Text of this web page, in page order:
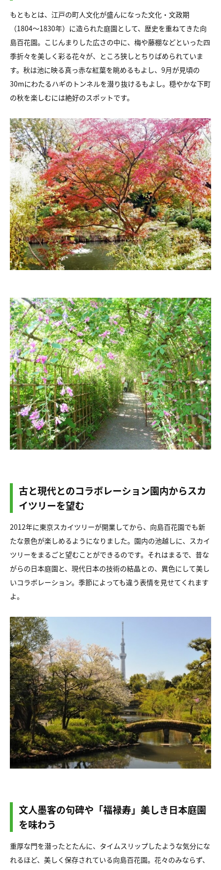
もともとは、江戸の町人文化が盛んになった文化・文政期
（1804～1830年）に造られた庭園として、歴史を重ねてきた向
島百花園。こじんまりした広さの中に、梅や藤棚などといった四
季折々を美しく彩る花々が、ところ狭しとちりばめられていま
す。秋は池に映る真っ赤な紅葉を眺めるもよし、9月が見頃の
30mにわたるハギのトンネルを潜り抜けるもよし。穏やかな下町
の秋を楽しむには絶好のスポットです。
古と現代とのコラボレーション園内からスカ
イツリーを望む
2012年に東京スカイツリーが開業してから、向島百花園でも新
たな景色が楽しめるようになりました。園内の池越しに、スカイ
ツリーをまるごと望むことができるのです。それはまるで、昔な
がらの日本庭園と、現代日本の技術の結晶との、異色にして美し
いコラボレーション。季節によっても違う表情を見せてくれます
よ。
文人墨客の句碑や「福禄寿」美しき日本庭園
を味わう
重厚な門を潜ったとたんに、タイムスリップしたような気分にな
れるほど、美しく保存されている向島百花園。花々のみならず、